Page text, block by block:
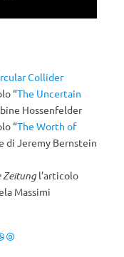
Collider
“The Uncertain
Hossenfelder
“The Worth of
di Jeremy Bernstein
Zeitungl’articolo
Massimi